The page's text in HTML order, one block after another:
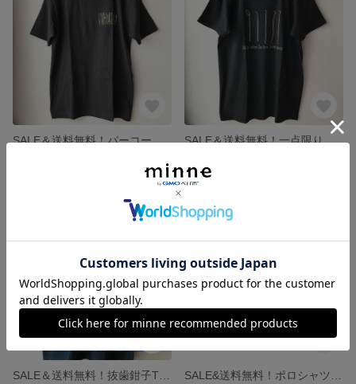
SALE＆送料無料！バーコード風NO CAT NO LIFE スミクロ
SALE＆送料無料！一点限り 歯科器具Tシャツ 黒
SOLD OUT